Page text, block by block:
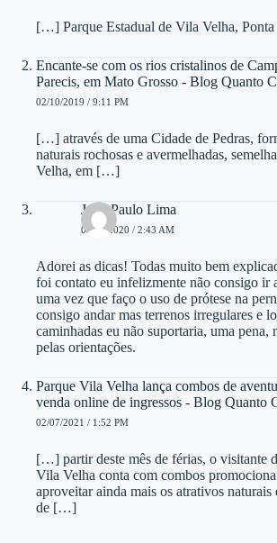
[…] Parque Estadual de Vila Velha,
Encante-se com os rios cristalinos de
Parecis, em Mato Grosso - Blog Quanto
02/10/2019 / 9:11 PM
[…] através de uma Cidade de Pedras,
naturais rochosas e avermelhadas,
Velha, em […]
João Paulo Lima
08/12/2020 / 2:43 AM
Adorei as dicas! Todas muito bem
foi contato eu infelizmente não consigo ir
uma vez que faço o uso de prótese na
consigo andar mas terrenos irregulares e
caminhadas eu não suportaria, uma pena,
pelas orientações.
Parque Vila Velha lança combos de
venda online de ingressos - Blog Quanto
02/07/2021 / 1:52 PM
[…] partir deste mês de férias, o visitante
Vila Velha conta com combos
aproveitar ainda mais os atrativos naturais
de […]